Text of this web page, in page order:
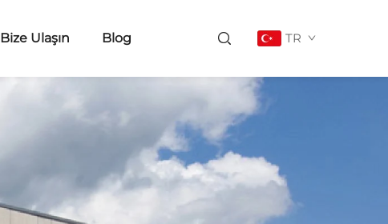
Bize Ulaşın Blog TR